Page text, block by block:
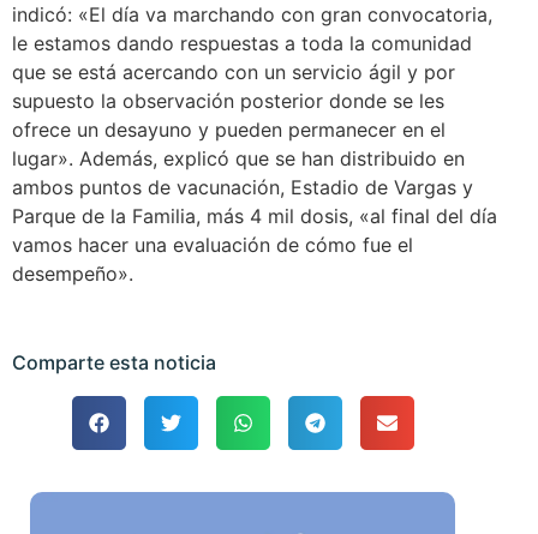
indicó: «El día va marchando con gran convocatoria,
le estamos dando respuestas a toda la comunidad
que se está acercando con un servicio ágil y por
supuesto la observación posterior donde se les
ofrece un desayuno y pueden permanecer en el
lugar». Además, explicó que se han distribuido en
ambos puntos de vacunación, Estadio de Vargas y
Parque de la Familia, más 4 mil dosis, «al final del día
vamos hacer una evaluación de cómo fue el
desempeño».
Comparte esta noticia